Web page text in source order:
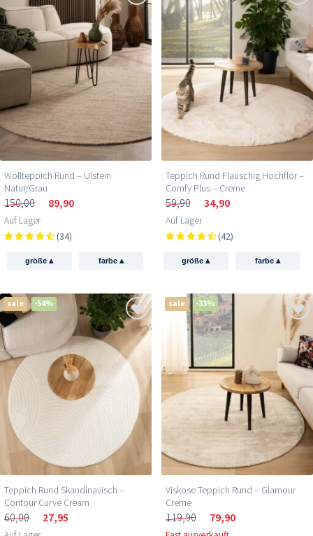
Wollteppich Rund – Ulstein
Natur/Grau
150,00 89,90
Auf Lager
(34)
größe▴ farbe ▴
Teppich Rund Flauschig Hochflor –
Comfy Plus – Creme
59,90 34,90
Auf Lager
(42)
größe▴ farbe ▴
sale -54%
Teppich Rund Skandinavisch –
Contour Curve Cream
60,00 27,95
sale -33%
Viskose Teppich Rund – Glamour
Creme
119,90 79,90